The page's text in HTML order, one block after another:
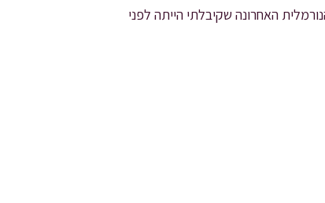
האחרונה שקיבלתי הייתה לפני